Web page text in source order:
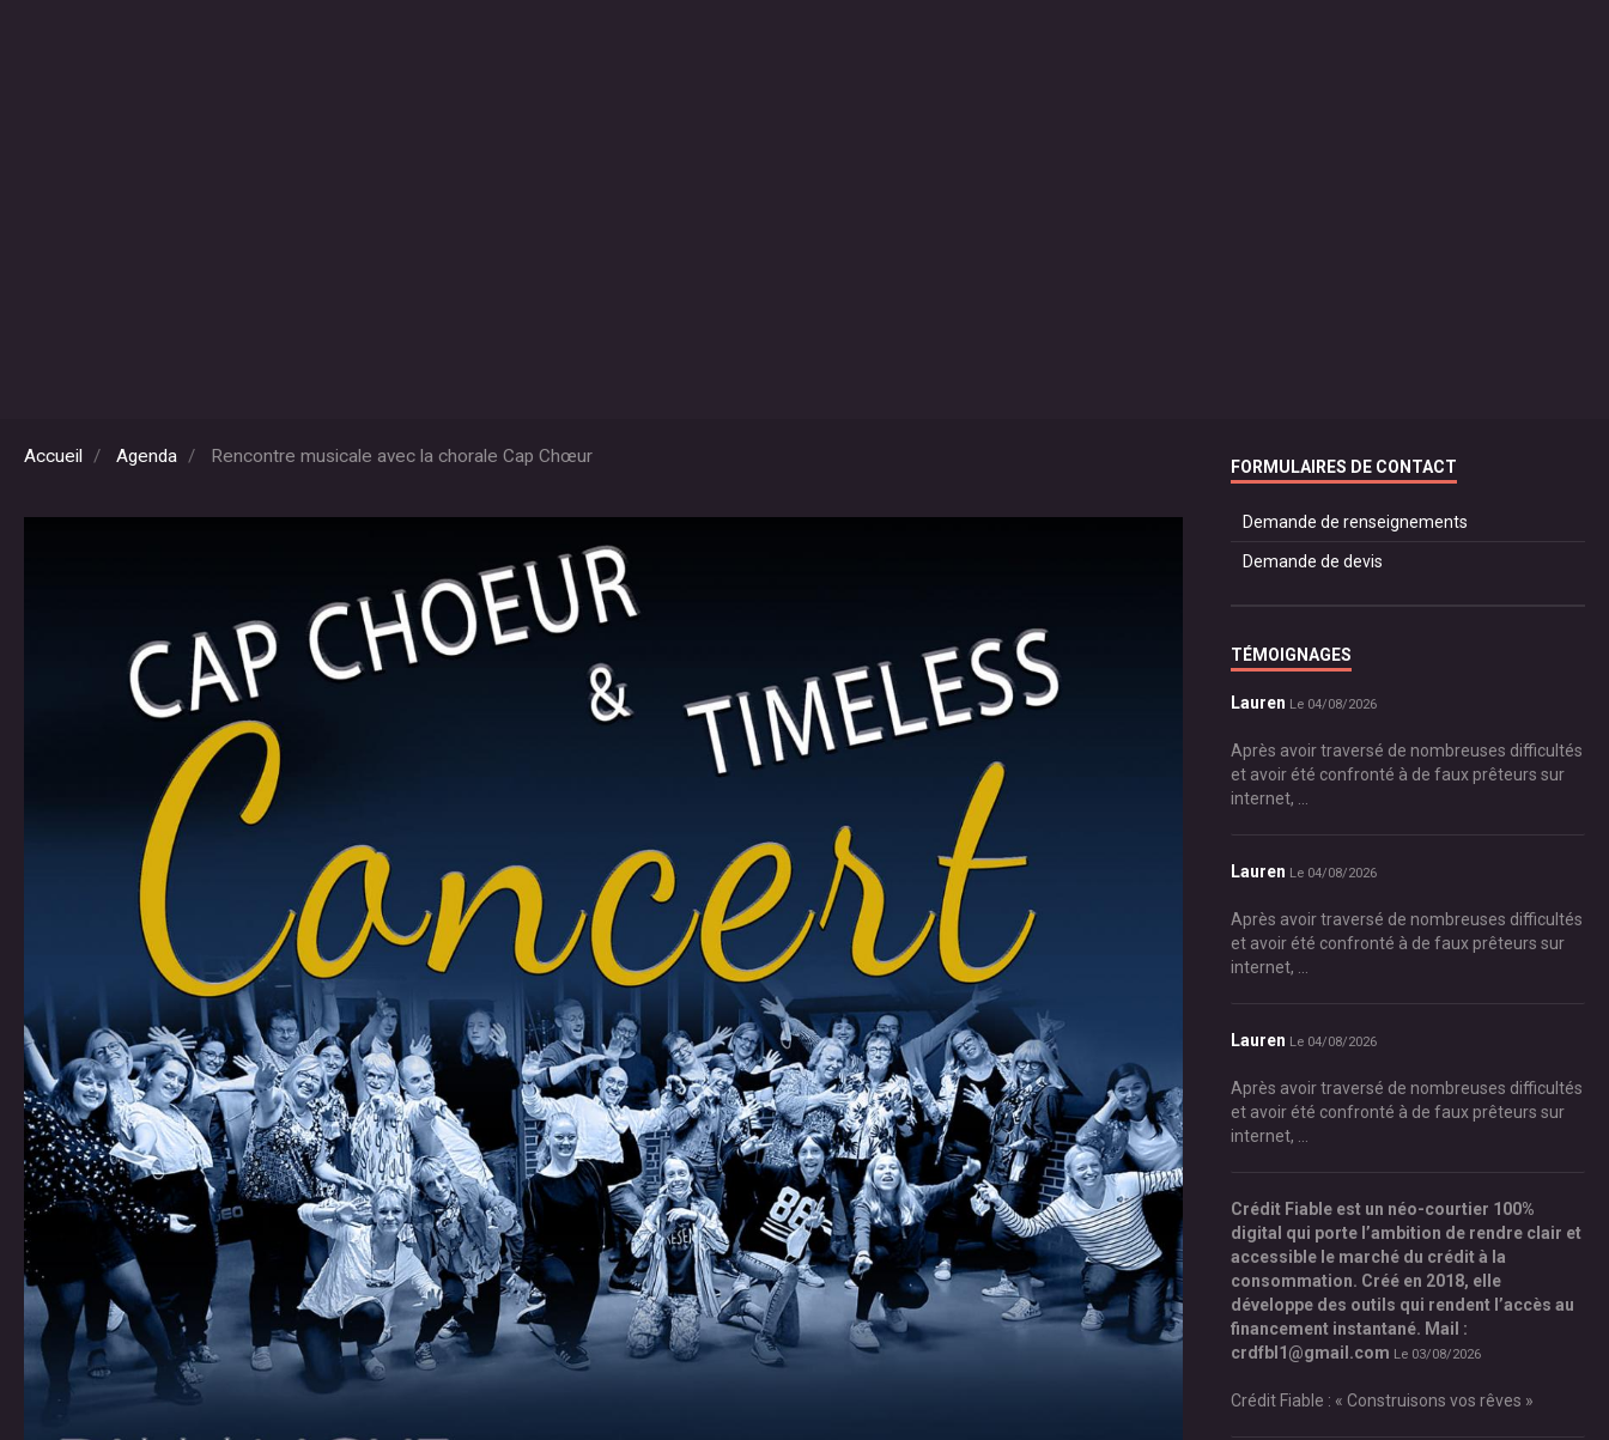
Accueil Agenda Rencontre musicale avec la chorale Cap Chœur FORMULAIRES DE CONTACT
Demande de renseignements
Demande de devis
TÉMOIGNAGES
Lauren Le 04/08/2026
Après avoir traversé de nombreuses difficultés
et avoir été confronté à de faux prêteurs sur
internet, ...
Lauren Le 04/08/2026
Après avoir traversé de nombreuses difficultés
et avoir été confronté à de faux prêteurs sur
internet, ...
Lauren Le 04/08/2026
Après avoir traversé de nombreuses difficultés
et avoir été confronté à de faux prêteurs sur
internet, ...
Crédit Fiable est un néo-courtier 100%
digital qui porte l’ambition de rendre clair et
accessible le marché du crédit à la
consommation. Créé en 2018, elle
développe des outils qui rendent l’accès au
financement instantané. Mail :
crdfbl1@gmail.com Le 03/08/2026
Crédit Fiable : « Construisons vos rêves »